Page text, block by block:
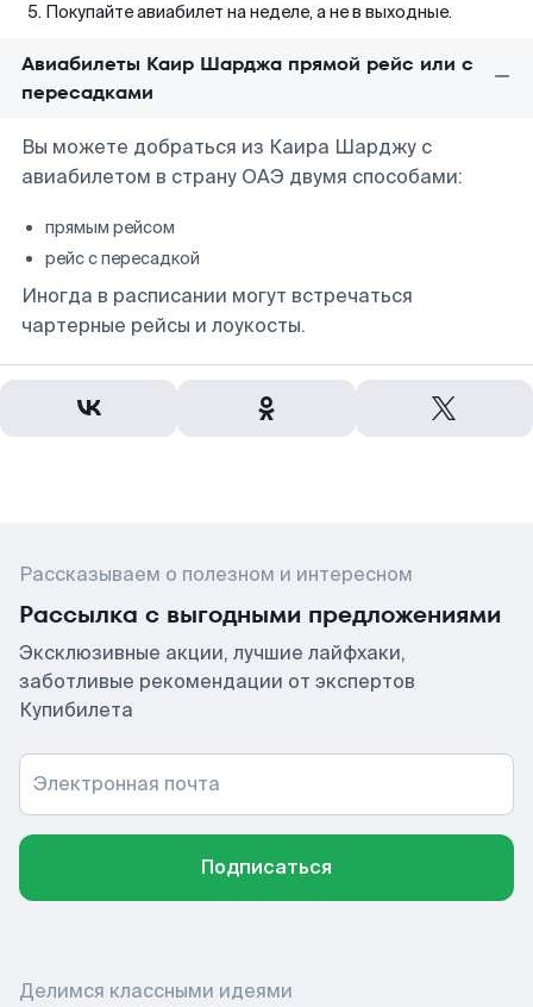
Покупайте авиабилет на неделе, а не в выходные.
Авиабилеты Каир Шарджа прямой рейс или с
пересадками
Вы можете добраться из Каира Шарджу с
авиабилетом в страну ОАЭ двумя способами:
прямым рейсом
рейс с пересадкой
Иногда в расписании могут встречаться
чартерные рейсы и лоукосты.
Рассказываем о полезном и интересном
Рассылка с выгодными предложениями
Эксклюзивные акции, лучшие лайфхаки,
заботливые рекомендации от экспертов
Купибилета
Электронная почта
Подписаться
Делимся классными идеями